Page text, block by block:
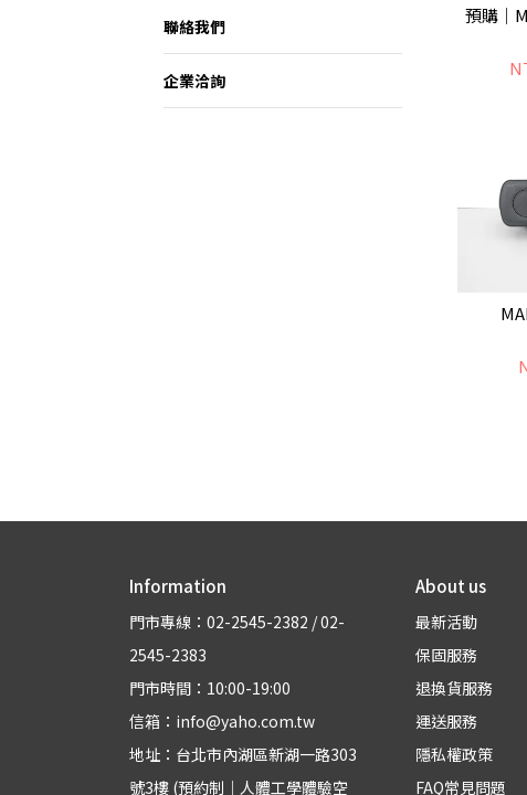
聯絡我們
企業洽詢
預購｜
Information
門市專線：02-2545-2382 / 02-
2545-2383
門市時間：10:00-19:00
信箱：info@yaho.com.tw
地址：台北市內湖區新湖一路303
號3樓 (預約制｜人體工學體驗空
About us
最新活動
保固服務
退換貨服務
運送服務
隱私權政策
FAQ常見問題